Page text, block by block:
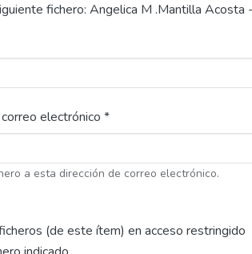
fichero: Angelica M .Mantilla
electrónico *
a esta dirección de correo electrónico.
(de este ítem) en acceso restringido